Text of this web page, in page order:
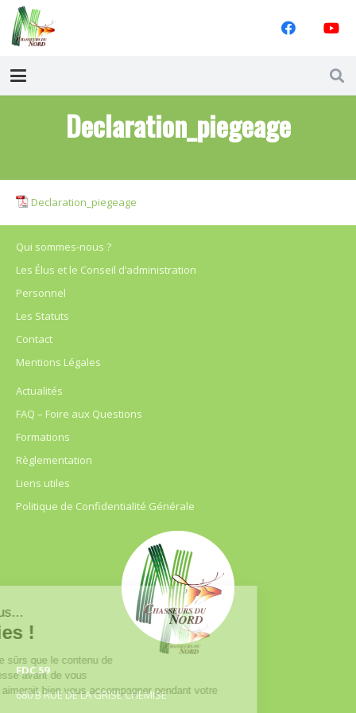
Declaration_piegeage
Declaration_piegeage
Qui sommes-nous ?
Les Élus et le Conseil d’administration
Personnel
Les Statuts
Contact
Mentions Légales
Actualités
FAQ – Foire aux Questions
Formations
Règlementation
Liens utiles
Politique de Confidentialité Générale
FDC 59
680 B RUE DE LA GRISE CHEMISE